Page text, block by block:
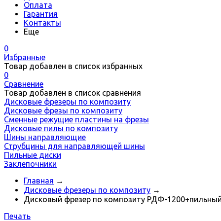
Оплата
Гарантия
Контакты
Еще
0
Избранные
Товар добавлен в список избранных
0
Сравнение
Товар добавлен в список сравнения
Дисковые фрезеры по композиту
Дисковые фрезы по композиту
Сменные режущие пластины на фрезы
Дисковые пилы по композиту
Шины направляющие
Струбцины для направляющей шины
Пильные диски
Заклепочники
Главная →
Дисковые фрезеры по композиту →
Дисковый фрезер по композиту РДФ-
Печать